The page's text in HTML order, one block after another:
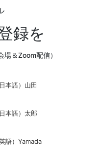
録を
場＆Zoom配信）
本語）山田
本語）太郎
語）Yamada